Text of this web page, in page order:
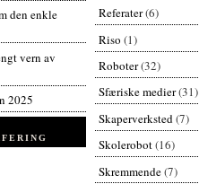
den enkle
vern av
2025
Referater(6)
Riso (1)
Roboter(32)
Sfæriske medier(31)
Skaperverksted(7)
Skolerobot(16)
Skremmende(7)